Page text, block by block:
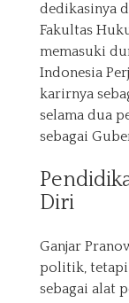
dedikasinya
Fakultas
memasuki
Indonesia
karirnya
selama dua
sebagai
Diri
Ganjar
politik, tetapi
sebagai alat